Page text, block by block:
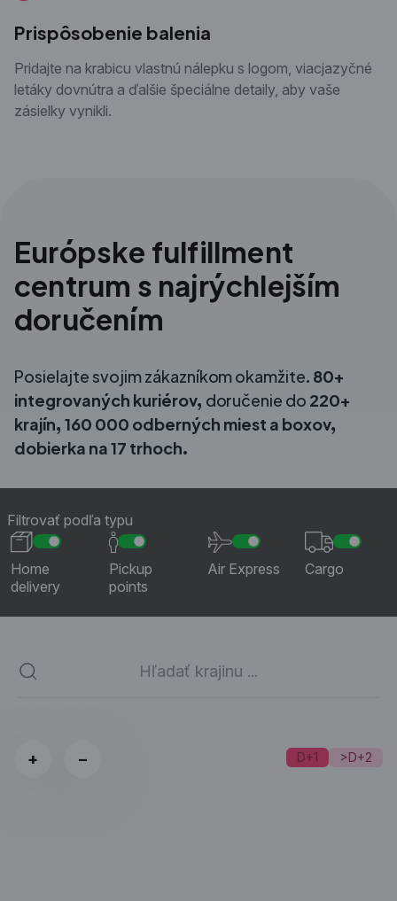
Prispôsobenie balenia
Pridajte na krabicu vlastnú nálepku s logom, viacjazyčné
letáky dovnútra a ďalšie špeciálne detaily, aby vaše
zásielky vynikli.
Európske fulfillment
centrum s najrýchlejším
doručením
Posielajte svojim zákazníkom okamžite. 80+
integrovaných kuriérov, doručenie do 220+
krajín, 160 000 odberných miest a boxov,
dobierka na 17 trhoch.
Filtrovať podľa typu
Home
delivery
Pickup
points
Air Express Cargo
D+1 >D+2
+ −